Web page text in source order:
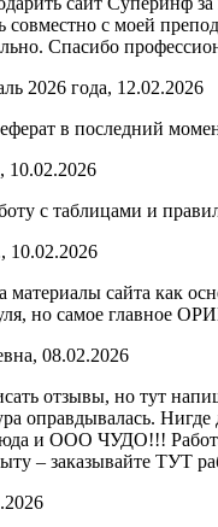
совместно с моей
Спасибо
2026 года, 12.02.2026
в последний
10.02.2026
с таблицами и
10.02.2026
материалы сайта как
но самое главное
08.02.2026
отзывы, но тут
оправдывалась.
и ООО ЧУДО!!!
– заказывайте ТУТ